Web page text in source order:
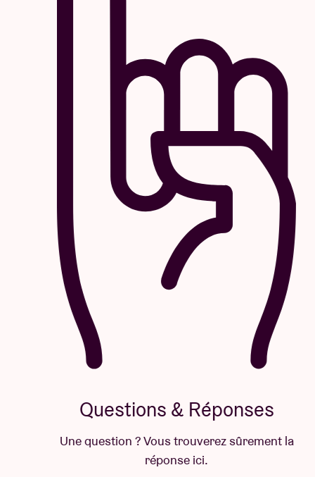
Questions & Réponses
Une question ? Vous trouverez sûrement la
réponse ici.